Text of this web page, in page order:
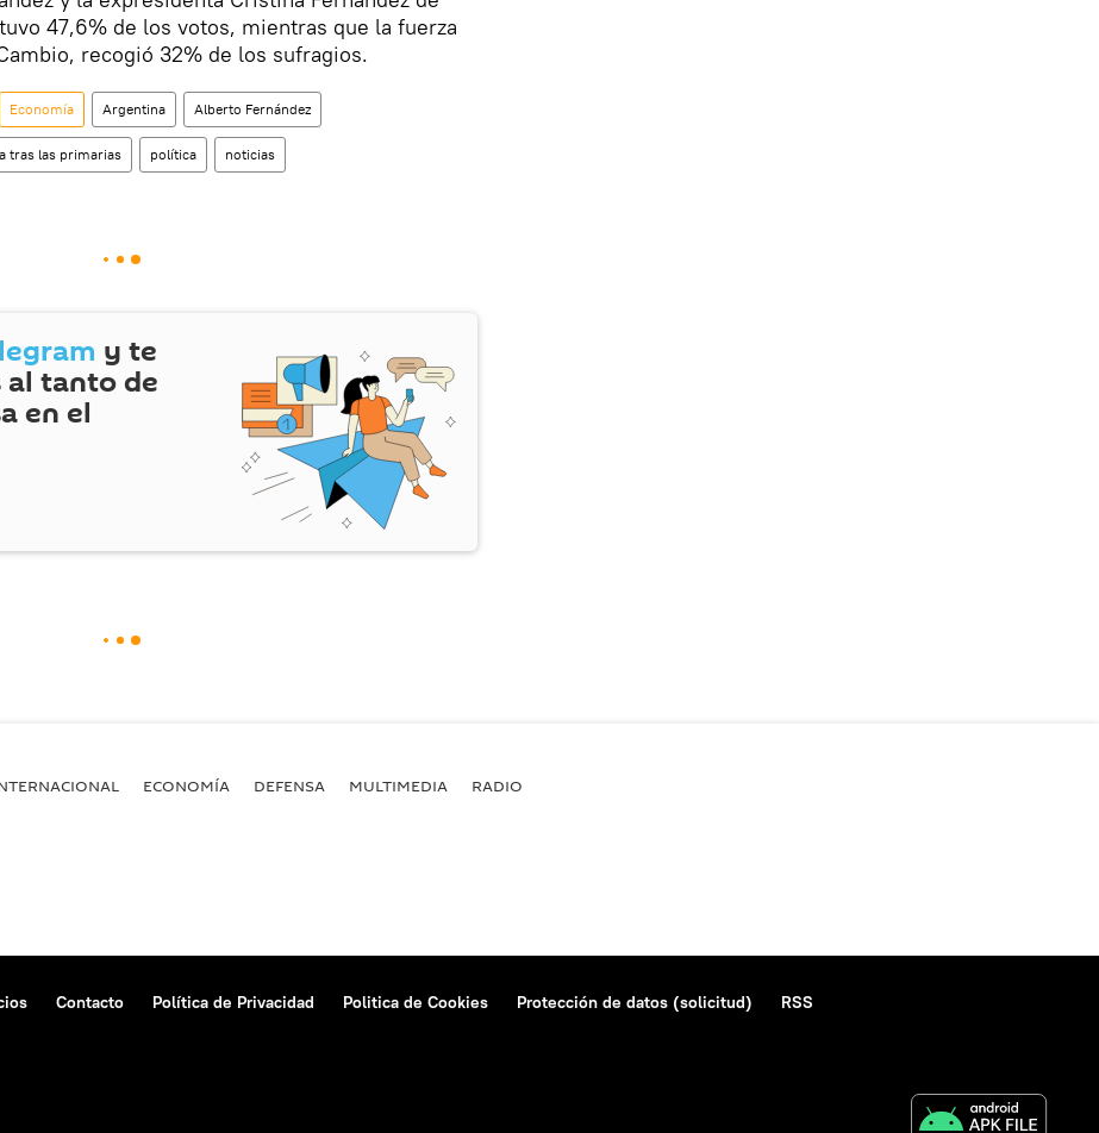
47,6% de los votos, mientras que la fuerza
recogió 32% de los sufragios.
Economía Argentina Alberto Fernández
tras las primarias política noticias
y te
tanto de
en el
ECONOMÍA DEFENSA MULTIMEDIA RADIO
Contacto Política de Privacidad Politica de Cookies Protección de datos (solicitud)
RSS